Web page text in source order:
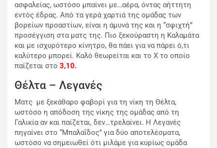
ασφαλείας, ωστόσο μπαίνει με…αέρα, όντας αήττητη
εντός έδρας. Από τα γερά χαρτιά της ομάδας των
βορείων προαστίων, είναι η άμυνά της και η “σφιχτή”
προσέγγιση στα ματς της. Πιο ξεκούραστη η Καλαμάτα
και με ισχυρότερο κίνητρο, θα πάει για να πάρει ό,τι
καλύτερο μπορεί. Καλό θεωρείται και το Χ το οποίο
παίζεται στο 3,10.
Θέλτα – Λεγανές
Ματς με ξεκάθαρο φαβορί για τη νίκη τη Θέλτα,
ωστόσο η απόδοση της νίκης της ομάδας από τη
Γαλικία αν και παίζεται, δεν…τρελαίνει. Η Λεγανές
πηγαίνει στο “Μπαλαΐδος” για δύο αποτελέσματα,
ωστόσο να σημειωθεί ότι μιλάμε για κυρίως ομάδα